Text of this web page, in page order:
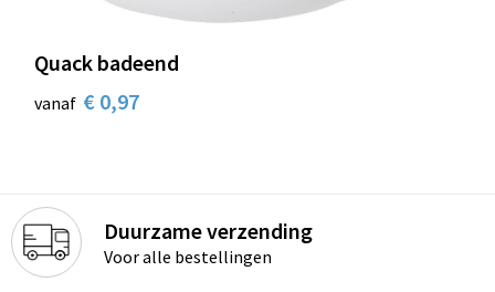
Quack badeend
vanaf € 0,97
Duurzame verzending
Voor alle bestellingen